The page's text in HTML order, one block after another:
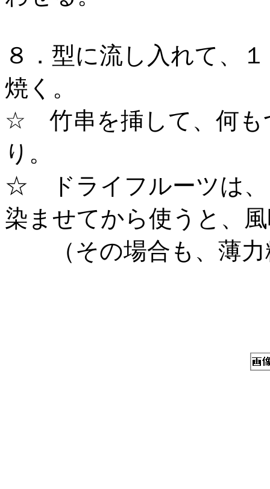
８．型に流し入れて、
焼く。
☆ 竹串を挿して、何も
り。
☆ ドライフルーツは、
染ませてから使うと、
（その場合も、薄力